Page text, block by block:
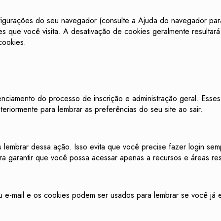
do seu navegador (consulte a Ajuda do navegador
você visita. A desativação de cookies geralmente
do processo de inscrição e administração geral.
para lembrar as preferências do seu site ao sair.
dessa ação. Isso evita que você precise fazer login
garantir que você possa acessar apenas a recursos e áreas
mail e os cookies podem ser usados ​​para lembrar se você